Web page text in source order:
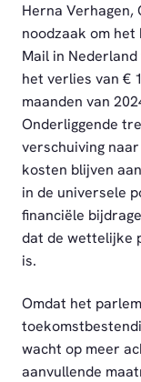
Herna Verhagen,
noodzaak om
Mail in
het verlies van €
maanden van
Onderliggende
verschuiving
kosten blijven
in de universele
financiële
dat de wettelijke
is.
Omdat het
wacht op meer
aanvullende